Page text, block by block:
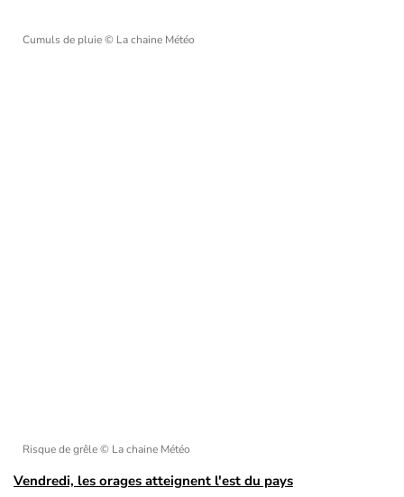
Cumuls de pluie© La chaine Météo
Risque de grêle© La chaine Météo
Vendredi, les orages atteignent l'est du pays